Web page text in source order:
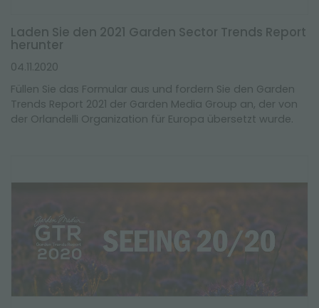
Laden Sie den 2021 Garden Sector Trends Report
herunter
04.11.2020
Füllen Sie das Formular aus und fordern Sie den Garden
Trends Report 2021 der Garden Media Group an, der von
der Orlandelli Organization für Europa übersetzt wurde.